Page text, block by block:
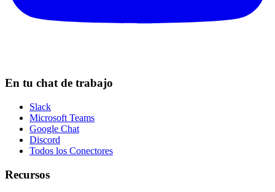
En tu chat de trabajo
Slack
Microsoft Teams
Google Chat
Discord
Todos los Conectores
Recursos